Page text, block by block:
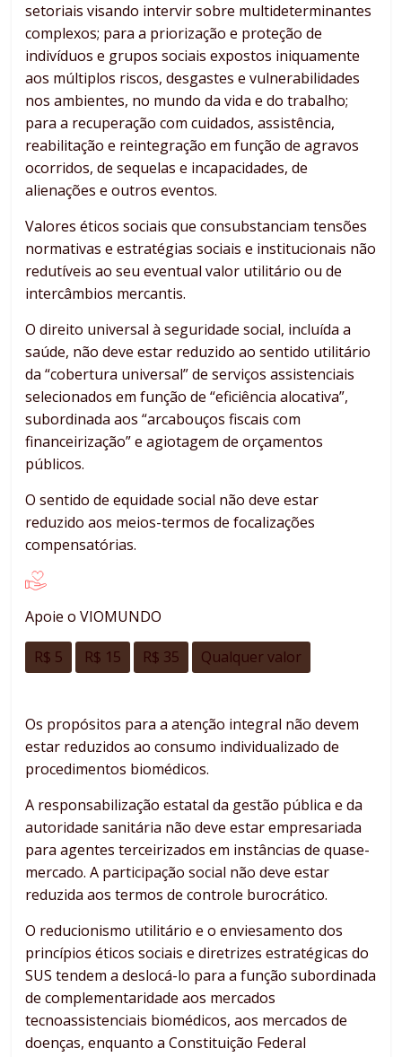
setoriais visando intervir sobre multideterminantes
complexos; para a priorização e proteção de
indivíduos e grupos sociais expostos iniquamente
aos múltiplos riscos, desgastes e vulnerabilidades
nos ambientes, no mundo da vida e do trabalho;
para a recuperação com cuidados, assistência,
reabilitação e reintegração em função de agravos
ocorridos, de sequelas e incapacidades, de
alienações e outros eventos.
Valores éticos sociais que consubstanciam tensões
normativas e estratégias sociais e institucionais não
redutíveis ao seu eventual valor utilitário ou de
intercâmbios mercantis.
O direito universal à seguridade social, incluída a
saúde, não deve estar reduzido ao sentido utilitário
da “cobertura universal” de serviços assistenciais
selecionados em função de “eficiência alocativa”,
subordinada aos “arcabouços fiscais com
financeirização” e agiotagem de orçamentos
públicos.
O sentido de equidade social não deve estar
reduzido aos meios-termos de focalizações
compensatórias.
Apoie o VIOMUNDO
R$ 5 R$ 15 R$ 35 Qualquer valor
Os propósitos para a atenção integral não devem
estar reduzidos ao consumo individualizado de
procedimentos biomédicos.
A responsabilização estatal da gestão pública e da
autoridade sanitária não deve estar empresariada
para agentes terceirizados em instâncias de quase-
mercado. A participação social não deve estar
reduzida aos termos de controle burocrático.
O reducionismo utilitário e o enviesamento dos
princípios éticos sociais e diretrizes estratégicas do
SUS tendem a deslocá-lo para a função subordinada
de complementaridade aos mercados
tecnoassistenciais biomédicos, aos mercados de
doenças, enquanto a Constituição Federal